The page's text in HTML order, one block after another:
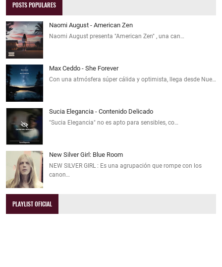
POSTS POPULARES
Naomi August - American Zen
Naomi August presenta "American Zen" , una can…
Max Ceddo - She Forever
Con una atmósfera súper cálida y optimista, llega desde Nue…
Sucia Elegancia - Contenido Delicado
"Sucia Elegancia" no es apto para sensibles, co…
New Silver Girl: Blue Room
NEW SILVER GIRL : Es una agrupación que rompe con los
canon…
PLAYLIST OFICIAL